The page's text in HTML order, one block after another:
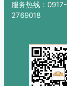
服务热线：0917-
2769018